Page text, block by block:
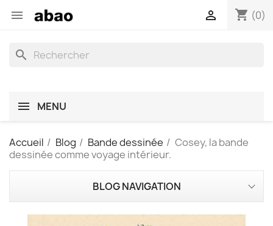
 shopping_cart (0)

search
MENU
Accueil Blog Bande dessinée
Cosey, la bande
dessinée comme voyage intérieur.
BLOG NAVIGATION